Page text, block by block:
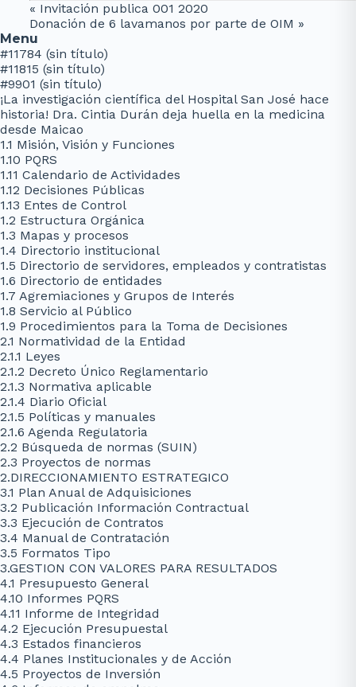
« Invitación publica 001 2020
Donación de 6 lavamanos por parte de OIM »
Menu
#11784 (sin título)
#11815 (sin título)
#9901 (sin título)
¡La investigación científica del Hospital San José hace
historia! Dra. Cintia Durán deja huella en la medicina
desde Maicao
1.1 Misión, Visión y Funciones
1.10 PQRS
1.11 Calendario de Actividades
1.12 Decisiones Públicas
1.13 Entes de Control
1.2 Estructura Orgánica
1.3 Mapas y procesos
1.4 Directorio institucional
1.5 Directorio de servidores, empleados y contratistas
1.6 Directorio de entidades
1.7 Agremiaciones y Grupos de Interés
1.8 Servicio al Público
1.9 Procedimientos para la Toma de Decisiones
2.1 Normatividad de la Entidad
2.1.1 Leyes
2.1.2 Decreto Único Reglamentario
2.1.3 Normativa aplicable
2.1.4 Diario Oficial
2.1.5 Políticas y manuales
2.1.6 Agenda Regulatoria
2.2 Búsqueda de normas (SUIN)
2.3 Proyectos de normas
2.DIRECCIONAMIENTO ESTRATEGICO
3.1 Plan Anual de Adquisiciones
3.2 Publicación Información Contractual
3.3 Ejecución de Contratos
3.4 Manual de Contratación
3.5 Formatos Tipo
3.GESTION CON VALORES PARA RESULTADOS
4.1 Presupuesto General
4.10 Informes PQRS
4.11 Informe de Integridad
4.2 Ejecución Presupuestal
4.3 Estados financieros
4.4 Planes Institucionales y de Acción
4.5 Proyectos de Inversión